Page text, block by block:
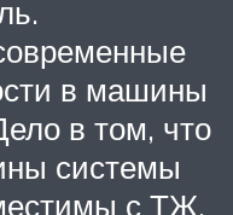
в машины
в том, что
системы
с ТЖ,